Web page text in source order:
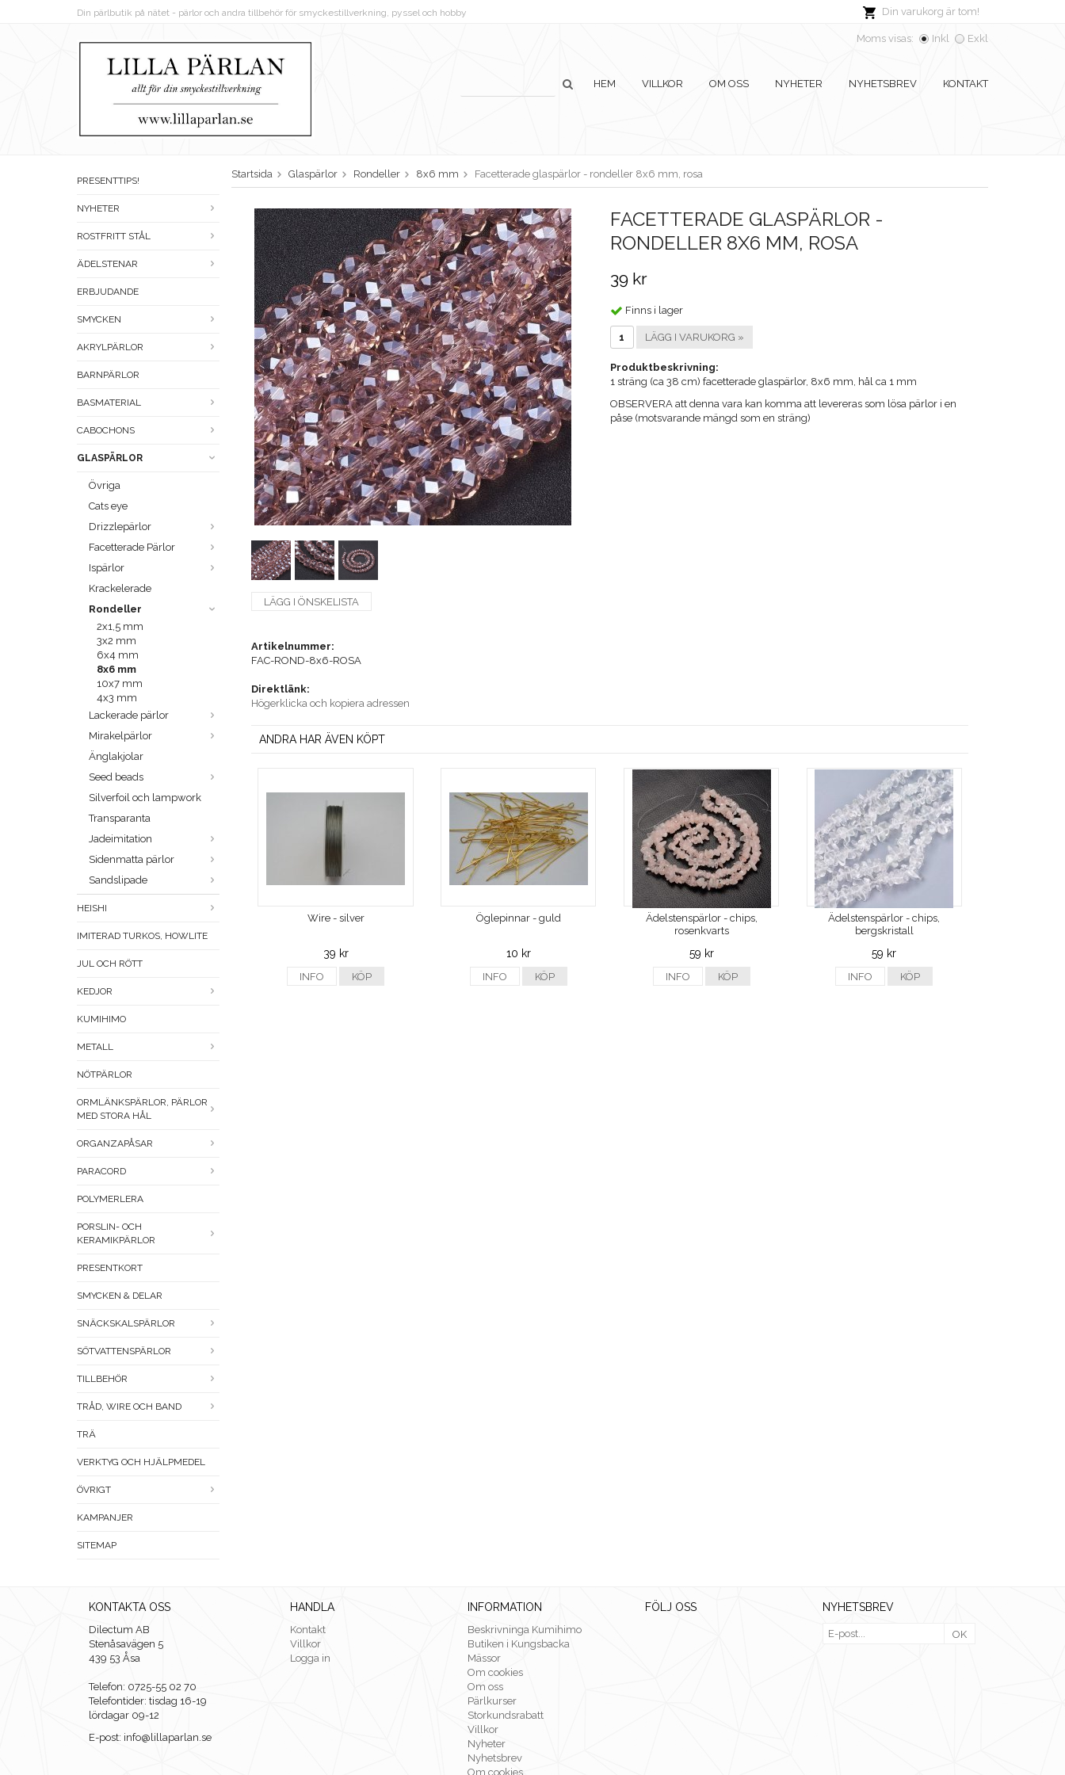
Din varukorg är tom!
Din pärlbutik på nätet - pärlor och andra tillbehör för smyckestillverkning, pyssel och hobby
Moms visas: Inkl Exkl
HEM VILLKOR OM OSS NYHETER NYHETSBREV KONTAKT
PRESENTTIPS!
NYHETER
ROSTFRITT STÅL
ÄDELSTENAR
ERBJUDANDE
SMYCKEN
AKRYLPÄRLOR
BARNPÄRLOR
BASMATERIAL
CABOCHONS
GLASPÄRLOR
Övriga
Cats eye
Drizzlepärlor
Facetterade Pärlor
Ispärlor
Krackelerade
Rondeller
2x1,5 mm
3x2 mm
6x4 mm
8x6 mm
10x7 mm
4x3 mm
Lackerade pärlor
Mirakelpärlor
Änglakjolar
Seed beads
Silverfoil och lampwork
Transparanta
Jadeimitation
Sidenmatta pärlor
Sandslipade
HEISHI
IMITERAD TURKOS, HOWLITE
JUL OCH RÖTT
KEDJOR
KUMIHIMO
METALL
NÖTPÄRLOR
ORMLÄNKSPÄRLOR, PÄRLOR
MED STORA HÅL
ORGANZAPÅSAR
PARACORD
POLYMERLERA
PORSLIN- OCH
KERAMIKPÄRLOR
PRESENTKORT
SMYCKEN & DELAR
SNÄCKSKALSPÄRLOR
SÖTVATTENSPÄRLOR
TILLBEHÖR
TRÅD, WIRE OCH BAND
TRÄ
VERKTYG OCH HJÄLPMEDEL
ÖVRIGT
KAMPANJER
SITEMAP
Startsida Glaspärlor Rondeller 8x6 mm Facetterade glaspärlor - rondeller 8x6 mm, rosa
FACETTERADE GLASPÄRLOR -
RONDELLER 8X6 MM, ROSA
39 kr
Finns i lager
LÄGG I VARUKORG »
Produktbeskrivning:
1 sträng (ca 38 cm) facetterade glaspärlor, 8x6 mm, hål ca 1 mm
OBSERVERA att denna vara kan komma att levereras som lösa pärlor i en
påse (motsvarande mängd som en sträng)
LÄGG I ÖNSKELISTA
Artikelnummer:
FAC-ROND-8x6-ROSA
Direktlänk:
Högerklicka och kopiera adressen
ANDRA HAR ÄVEN KÖPT
Wire - silver
39 kr
INFO KÖP
Öglepinnar - guld
10 kr
INFO KÖP
Ädelstenspärlor - chips,
rosenkvarts
59 kr
INFO KÖP
Ädelstenspärlor - chips,
bergskristall
59 kr
INFO KÖP
KONTAKTA OSS
Dilectum AB
Stenåsavägen 5
439 53 Åsa
Telefon: 0725-55 02 70
Telefontider: tisdag 16-19
lördagar 09-12
E-post: info@lillaparlan.se
HANDLA
Kontakt
Villkor
Logga in
INFORMATION
Beskrivninga Kumihimo
Butiken i Kungsbacka
Mässor
Om cookies
Om oss
Pärlkurser
Storkundsrabatt
Villkor
Nyheter
Nyhetsbrev
Om cookies
FÖLJ OSS NYHETSBREV
OK